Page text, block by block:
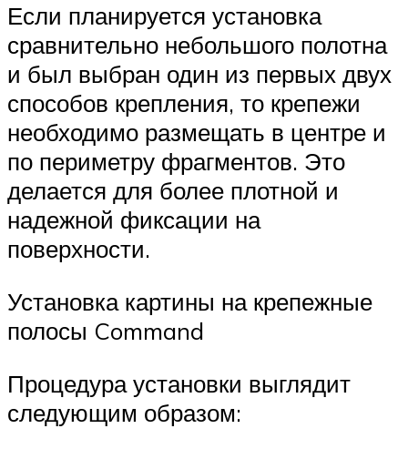
Если планируется установка
сравнительно небольшого полотна
и был выбран один из первых двух
способов крепления, то крепежи
необходимо размещать в центре и
по периметру фрагментов. Это
делается для более плотной и
надежной фиксации на
поверхности.
Установка картины на крепежные
полосы Command
Процедура установки выглядит
следующим образом: